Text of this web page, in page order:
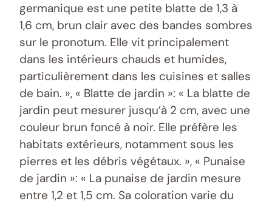
germanique est une petite blatte de 1,3 à
1,6 cm, brun clair avec des bandes sombres
sur le pronotum. Elle vit principalement
dans les intérieurs chauds et humides,
particulièrement dans les cuisines et salles
de bain. », « Blatte de jardin »: « La blatte de
jardin peut mesurer jusqu’à 2 cm, avec une
couleur brun foncé à noir. Elle préfère les
habitats extérieurs, notamment sous les
pierres et les débris végétaux. », « Punaise
de jardin »: « La punaise de jardin mesure
entre 1,2 et 1,5 cm. Sa coloration varie du